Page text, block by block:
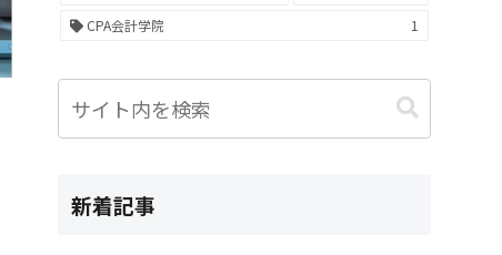
CPA会計学院
1
新着記事